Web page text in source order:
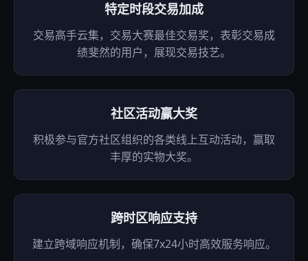
特定时段交易加成
交易高手云集，交易大赛最佳交易奖，表彰交易成
绩斐然的用户，展现交易技艺。
社区活动赢大奖
积极参与官方社区组织的各类线上互动活动，赢取
丰厚的实物大奖。
跨时区响应支持
建立跨域响应机制，确保7x24小时高效服务响应。